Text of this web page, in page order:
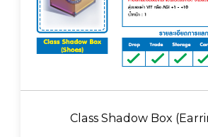
Class Shadow Box